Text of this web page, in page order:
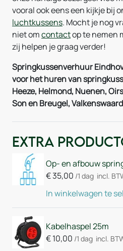
vooral ook eens een kijkje bij
luchtkussens. Mocht je nog
niet omcontactop te nemen
zij helpen je graag verder!
Springkussenverhuur
voor het huren van
Heeze, Helmond, Nuenen,
Son en Breugel,
Extra
Op- en afbouw
€35,00 /1 dag incl.
In winkelwagen te
Kabelhaspel 25m
€10,00 /1 dag incl.